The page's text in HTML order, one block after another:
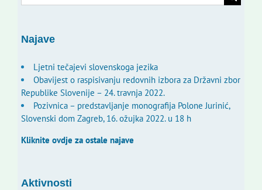
Najave
Ljetni tečajevi slovenskoga jezika
Obavijest o raspisivanju redovnih izbora za Državni zbor
Republike Slovenije – 24. travnja 2022.
Pozivnica – predstavljanje monografija Polone Jurinić,
Slovenski dom Zagreb, 16. ožujka 2022. u 18 h
Kliknite ovdje za ostale najave
Aktivnosti